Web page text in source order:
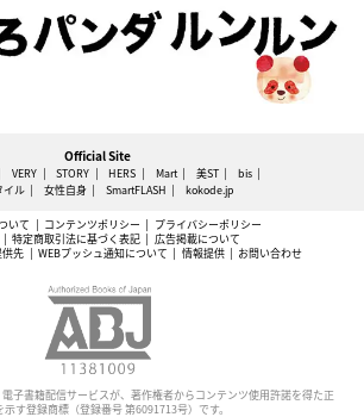
Official Site
VERY STORY HERS Mart 美ST
bis
イル
女性自身 SmartFLASH kokode.jp
いて コンテンツポリシー
プライバシーポリシー
特定商取引法に基づく表記
広告掲載について
供先 WEBプッシュ通知について 情報提供 お問い合わせ
子書籍配信サービスが、著作権者からコンテンツ使用許諾を得た正
す登録商標（登録番号 第6091713号）です。